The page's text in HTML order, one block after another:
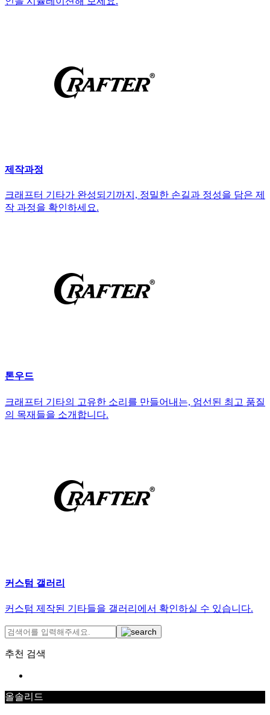
제작과정
크래프터 기타가 완성되기까지, 정밀한 손길과 정성을 담은 제
작 과정을 확인하세요.
톤우드
크래프터 기타의 고유한 소리를 만들어내는, 엄선된 최고 품질
의 목재들을 소개합니다.
커스텀 갤러리
커스텀 제작된 기타들을 갤러리에서 확인하실 수 있습니다.
추천 검색
올솔리드